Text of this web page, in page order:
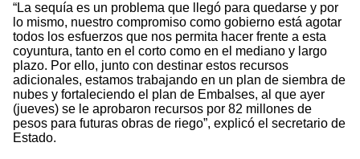
“La sequía es un problema que llegó para quedarse y por
lo mismo, nuestro compromiso como gobierno está agotar
todos los esfuerzos que nos permita hacer frente a esta
coyuntura, tanto en el corto como en el mediano y largo
plazo. Por ello, junto con destinar estos recursos
adicionales, estamos trabajando en un plan de siembra de
nubes y fortaleciendo el plan de Embalses, al que ayer
(jueves) se le aprobaron recursos por 82 millones de
pesos para futuras obras de riego”, explicó el secretario de
Estado.